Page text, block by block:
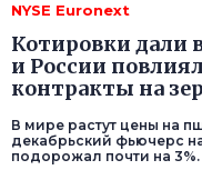
NYSE Euronext
Котировки дали
и России
контракты на
В мире растут цены на
декабрьский фьючерс
подорожал почти на 3%.